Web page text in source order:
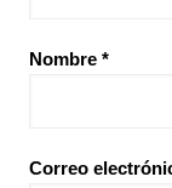
Nombre *
Correo